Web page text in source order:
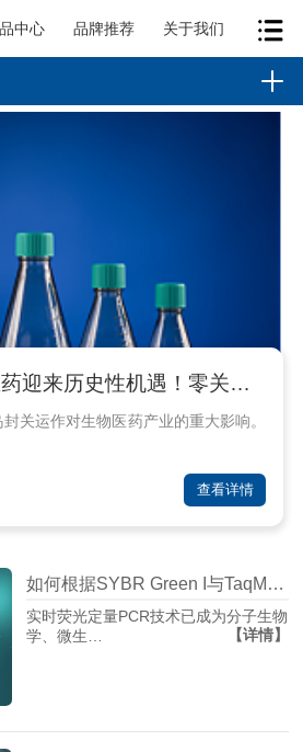
中心 品牌推荐 关于我们
海南封关,生物医药迎来历史性机遇！零关税15%税制如何重塑千亿赛道？
关运作对生物医药产业的重大影响。
查看详情
如何根据SYBR Green I与TaqMan探针特性来选择荧光定量PCR仪？
实时荧光定量PCR技术已成为分子生物
学、微生…
【详情】